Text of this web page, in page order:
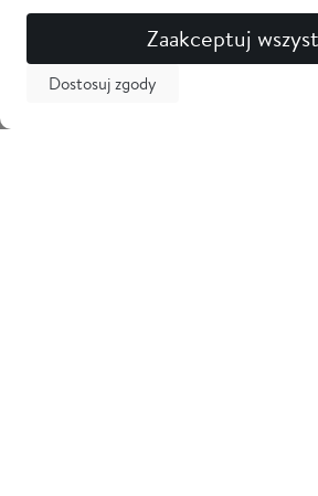
Newsletter
Dostosuj zgody
Zaakceptuj